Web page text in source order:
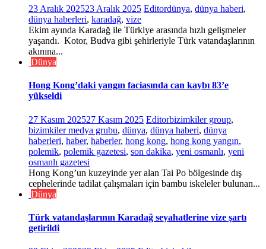
23 Aralık 202523 Aralık 2025 Editordünya, dünya haberi,
dünya haberleri, karadağ, vize
Ekim ayında Karadağ ile Türkiye arasında hızlı gelişmeler
yaşandı. Kotor, Budva gibi şehirleriyle Türk vatandaşlarının
akınına...
Dünya
Hong Kong’daki yangın faciasında can kaybı 83’e
yükseldi
27 Kasım 202527 Kasım 2025 Editorbizimkiler group,
bizimkiler medya grubu, dünya, dünya haberi, dünya
haberleri, haber, haberler, hong kong, hong kong yangın,
polemik, polemik gazetesi, son dakika, yeni osmanlı, yeni
osmanlı gazetesi
Hong Kong’un kuzeyinde yer alan Tai Po bölgesinde dış
cephelerinde tadilat çalışmaları için bambu iskeleler bulunan...
Dünya
Türk vatandaşlarının Karadağ seyahatlerine vize şartı
getirildi